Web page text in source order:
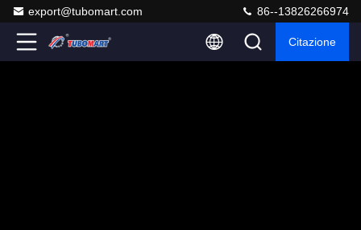
export@tubomart.com 86--13826266974
Citazione